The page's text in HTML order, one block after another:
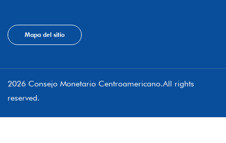
Mapa del sitio
2026 Consejo Monetario Centroamericano.All rights
reserved.